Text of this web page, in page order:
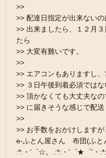
>>
>> 配達日指定が出来ないの
>> 出来ましたら、１２月
たら
>> 大変有難いです。
>>
>> エアコンもありますし
>> ３日午後到着必須では
>> 頂かなくても大丈夫な
>> に届きそうな感じで配送
>>
>> お手数をおかけします
e-ふとん屋さん 布団(ふと
:*:・’゜☆。.:*:・’゜★゜’・